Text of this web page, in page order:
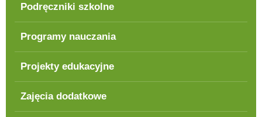
Podręczniki szkolne
Programy nauczania
Projekty edukacyjne
Zajęcia dodatkowe